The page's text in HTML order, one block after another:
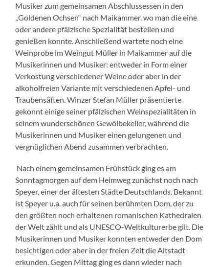
Musiker zum gemeinsamen Abschlussessen in den
„Goldenen Ochsen“ nach Maikammer, wo man die eine
oder andere pfälzische Spezialität bestellen und
genießen konnte. Anschließend wartete noch eine
Weinprobe im Weingut Müller in Maikammer auf die
Musikerinnen und Musiker: entweder in Form einer
Verkostung verschiedener Weine oder aber in der
alkoholfreien Variante mit verschiedenen Apfel- und
Traubensäften. Winzer Stefan Müller präsentierte
gekonnt einige seiner pfälzischen Weinspezialitäten in
seinem wunderschönen Gewölbekeller, während die
Musikerinnen und Musiker einen gelungenen und
vergnüglichen Abend zusammen verbrachten.
Nach einem gemeinsamen Frühstück ging es am
Sonntagmorgen auf dem Heimweg zunächst noch nach
Speyer, einer der ältesten Städte Deutschlands. Bekannt
ist Speyer u.a. auch für seinen berühmten Dom, der zu
den größten noch erhaltenen romanischen Kathedralen
der Welt zählt und als UNESCO-Weltkulturerbe gilt. Die
Musikerinnen und Musiker konnten entweder den Dom
besichtigen oder aber in der freien Zeit die Altstadt
erkunden. Gegen Mittag ging es dann wieder nach